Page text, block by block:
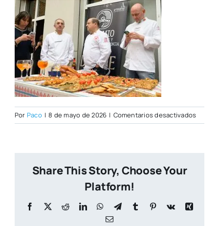
Por Paco | 8 de mayo de 2026 | Comentarios desactivadosen
Open
Share This Story, Choose Your
Platform!
Facebook
X RedditLinkedInWhatsApp
TelegramTumblr Pinterest
Vk
Xing
Correo